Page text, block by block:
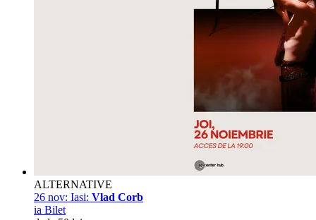
ALTERNATIVE
26 nov: Iasi: Vlad Corb
ia Bilet